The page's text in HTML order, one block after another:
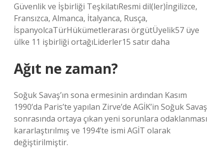
Güvenlik ve İşbirliği TeşkilatıResmi dil(ler)İngilizce,
Fransızca, Almanca, İtalyanca, Rusça,
İspanyolcaTürHükümetlerarası örgütÜyelik57 üye
ülke 11 işbirliği ortağıLiderler15 satır daha
Ağıt ne zaman?
Soğuk Savaş’ın sona ermesinin ardından Kasım
1990’da Paris’te yapılan Zirve’de AGİK’in Soğuk Savaş
sonrasında ortaya çıkan yeni sorunlara odaklanması
kararlaştırılmış ve 1994’te ismi AGİT olarak
değiştirilmiştir.